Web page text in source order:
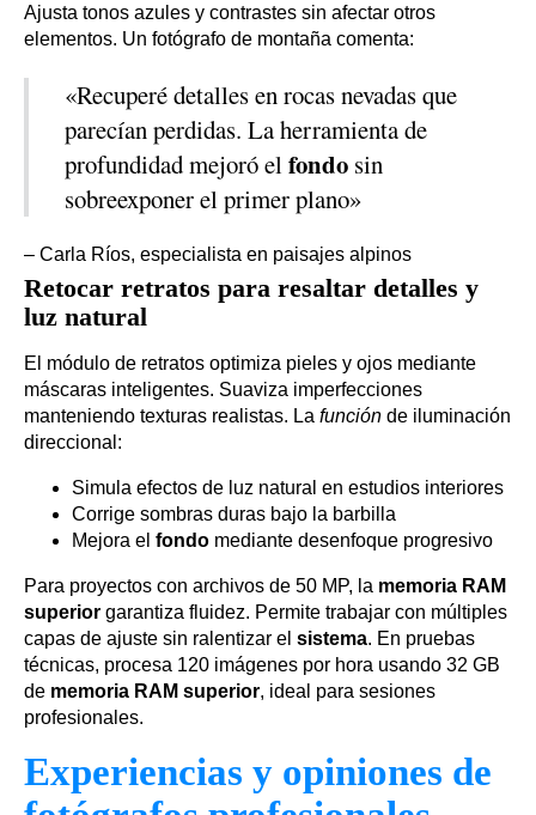
Ajusta tonos azules y contrastes sin afectar otros
elementos. Un fotógrafo de montaña comenta:
«Recuperé detalles en rocas nevadas que
parecían perdidas. La herramienta de
profundidad mejoró elfondo sin
sobreexponer el primer plano»
– Carla Ríos, especialista en paisajes alpinos
Retocar retratos para resaltar detalles y
luz natural
El módulo de retratos optimiza pieles y ojos mediante
máscaras inteligentes. Suaviza imperfecciones
manteniendo texturas realistas. La función de iluminación
direccional:
Simula efectos de luz natural en estudios interiores
Corrige sombras duras bajo la barbilla
Mejora el fondo mediante desenfoque progresivo
Para proyectos con archivos de 50 MP, la memoria RAM
superior garantiza fluidez. Permite trabajar con múltiples
capas de ajuste sin ralentizar el sistema. En pruebas
técnicas, procesa 120 imágenes por hora usando 32 GB
de memoria RAM superior, ideal para sesiones
profesionales.
Experiencias y opiniones de